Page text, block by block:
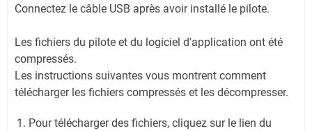
Connectez le câble USB après avoir installé le pilote.
Les fichiers du pilote et du logiciel d'application ont été
compressés.
Les instructions suivantes vous montrent comment
télécharger les fichiers compressés et les décompresser.
Pour télécharger des fichiers, cliquez sur le lien du